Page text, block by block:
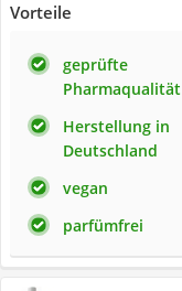
Vorteile
geprüfte
Pharmaqualität
Herstellung in
Deutschland
vegan
parfümfrei